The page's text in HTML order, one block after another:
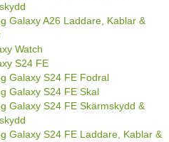
Galaxy A26 Laddare, Kablar &
Watch
S24 FE
Galaxy S24 FE Fodral
Galaxy S24 FE Skal
Galaxy S24 FE Skärmskydd &
Galaxy S24 FE Laddare, Kablar &